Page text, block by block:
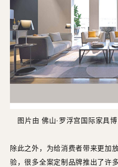
图片由 佛山·罗浮宫国际家具
除此之外，为给消费者带来更加
验，很多全案定制品牌推出了许